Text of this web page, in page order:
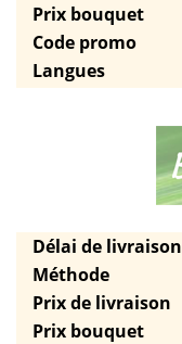
Prix bouquet
Code promo
Langues
Délai de livraison
Méthode
Prix de livraison
Prix bouquet